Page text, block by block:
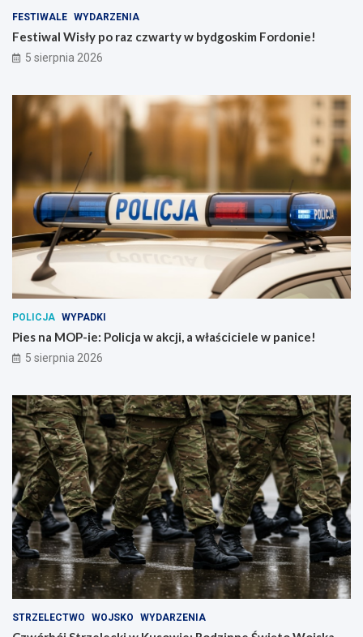
FESTIWALE WYDARZENIA
Festiwal Wisły po raz czwarty w bydgoskim Fordonie!
5 sierpnia 2026
POLICJA WYPADKI
Pies na MOP-ie: Policja w akcji, a właściciele w panice!
5 sierpnia 2026
STRZELECTWO WOJSKO WYDARZENIA